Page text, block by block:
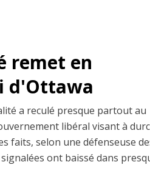
remet en
d'Ottawa
a reculé presque partout au
libéral visant à
faits, selon une défenseuse
ont baissé dans